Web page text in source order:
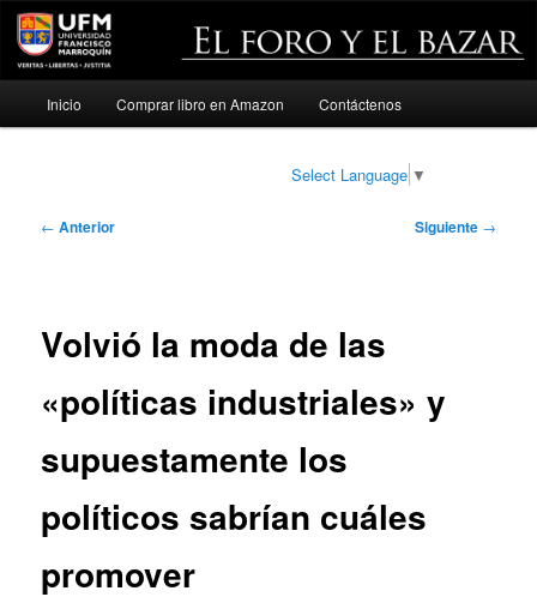
Ir
Inicio Comprar libro en Amazon Contáctenos
Select Language ▼
Navegación
← Anterior Siguiente →
Volvió la moda de las
«políticas industriales» y
supuestamente los
políticos sabrían cuáles
promover